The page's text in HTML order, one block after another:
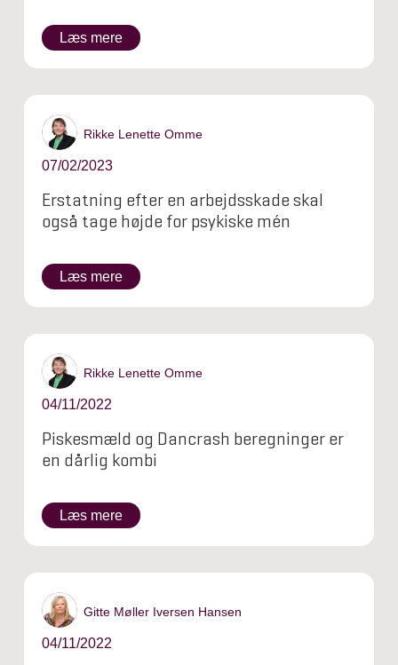
Læs mere
Rikke Lenette Omme
07/02/2023
Erstatning efter en arbejdsskade skal
også tage højde for psykiske mén
Læs mere
Rikke Lenette Omme
04/11/2022
Piskesmæld og Dancrash beregninger er
en dårlig kombi
Læs mere
Gitte Møller Iversen Hansen
04/11/2022